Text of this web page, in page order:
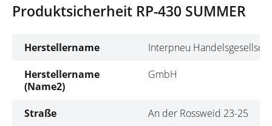
Produktsicherheit RP-430 SUMMER
Herstellername
Interpneu
Herstellername
(Name2)
GmbH
Straße
An der Rossweid 23-25